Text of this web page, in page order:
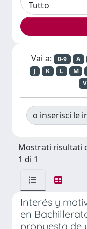
Vai a: 0-9 A
J
K L M
V
o inserisci le
Mostrati risultati
1 di 1
Interés y
en
propuesta de